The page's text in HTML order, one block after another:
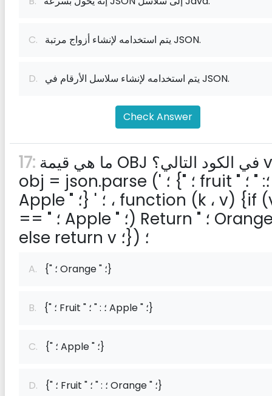
C. يتم استخدامه لإنشاء أزواج مرتبة JSON.
D. يتم استخدامه لإنشاء سلاسل الأرقام في JSON.
Check Answer
17:
obj = json.parse (' ؛ {" ؛ fruit " ؛: " ؛
Apple " ؛} ' ؛ ، function (k ، v) {if (v
== " ؛ Apple " ؛) Return " ؛ Orange " ؛
else return v ؛}) ؛
A. {" ؛ Orange " ؛}
B. {" ؛ Fruit " ؛ : " ؛ Apple " ؛}
C. {" ؛ Apple " ؛}
D. {" ؛ Fruit " ؛ : " ؛ Orange " ؛}